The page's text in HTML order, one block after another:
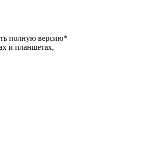
полную версию*
и планшетах,